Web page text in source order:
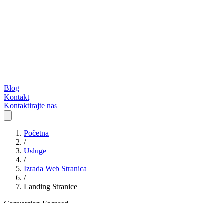
Blog
Kontakt
Kontaktirajte nas
Početna
/
Usluge
/
Izrada Web Stranica
/
Landing Stranice